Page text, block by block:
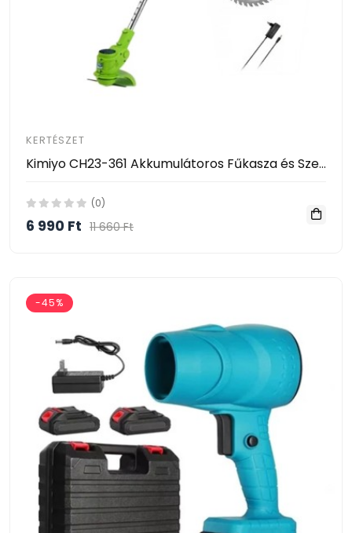
KERTÉSZET
Kimiyo CH23-361 Akkumulátoros Fűkasza és Szegélynyíró 24V – 2 Akkumulátorral
(0)
6 990 Ft 11 660 Ft
-45%